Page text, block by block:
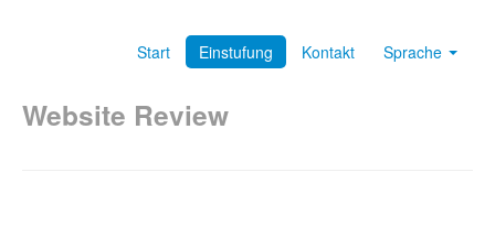
Start Einstufung Kontakt Sprache
Website Review